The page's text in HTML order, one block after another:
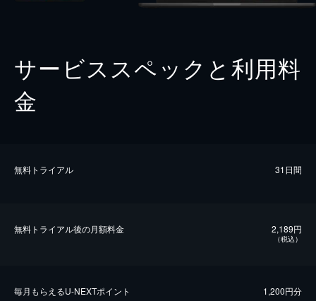
サービススペックと利用料
金
無料トライアル 31日間
無料トライアル後の⽉額料金 2,189円
（税込）
毎⽉もらえるU-NEXTポイント 1,200円分